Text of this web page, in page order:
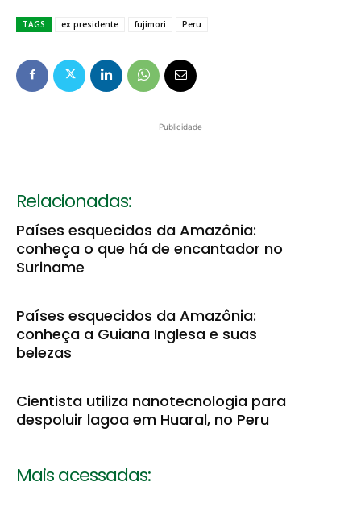
TAGS ex presidente fujimori Peru
Publicidade
Relacionadas:
Países esquecidos da Amazônia:
conheça o que há de encantador no
Suriname
Países esquecidos da Amazônia:
conheça a Guiana Inglesa e suas
belezas
Cientista utiliza nanotecnologia para
despoluir lagoa em Huaral, no Peru
Mais acessadas: